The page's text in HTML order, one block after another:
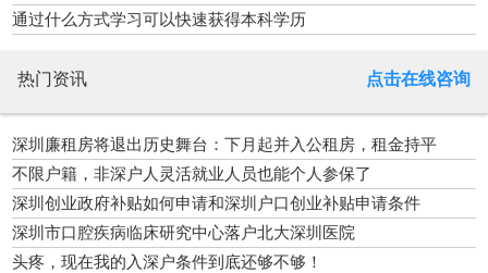
通过什么方式学习可以快速获得本科学历
热门资讯 点击在线咨询
深圳廉租房将退出历史舞台：下月起并入公租房，租金持平
不限户籍，非深户人灵活就业人员也能个人参保了
深圳创业政府补贴如何申请和深圳户口创业补贴申请条件
深圳市口腔疾病临床研究中心落户北大深圳医院
头疼，现在我的入深户条件到底还够不够！